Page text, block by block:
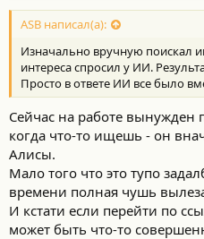
ASB написал(а):
Изначально вручную поискал
интереса спросил у ИИ.
Просто в ответе ИИ все было
Сейчас на работе вынужден
когда что-то ищешь - он
Алисы.
Мало того что это тупо
времени полная чушь
И кстати если перейти по
может быть что-то